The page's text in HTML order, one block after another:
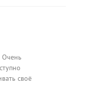
Очень
своё